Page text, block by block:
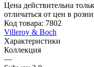
Цена действительна
отличаться от цен в
Код товара: 7802
Villeroy & Boch
Характеристики
Коллекция
—